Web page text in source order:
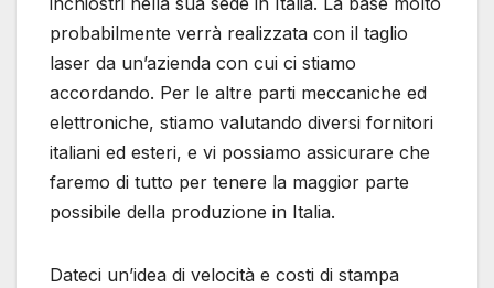
probabilmente verrà realizzata con il taglio
laser da un’azienda con cui ci stiamo
accordando. Per le altre parti meccaniche ed
elettroniche, stiamo valutando diversi fornitori
italiani ed esteri, e vi possiamo assicurare che
faremo di tutto per tenere la maggior parte
possibile della produzione in Italia.
Dateci un’idea di velocità e costi di stampa